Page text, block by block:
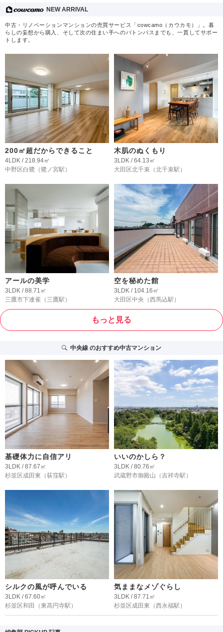
NEW ARRIVAL
中古・リノベーションマンションの売買サービス「cowcamo（カウカモ）」。暮
らしの妄想から購入、そして次の住まい手へのバトンパスまでも、一貫してサポー
トします。
200㎡超だからできること
4LDK / 218.94㎡
中野区白鷺 （鷺ノ宮駅）
木肌のぬくもり
3LDK / 64.13㎡
大田区北千束 （北千束駅）
アールの美学
3LDK / 88.71㎡
三鷹市下連雀 （三鷹駅）
空を秘めた館
3LDK / 104.16㎡
大田区中央 （西馬込駅）
もっと見る
中央線のおすすめ中古マンション
基礎体力に自信アリ
3LDK / 87.67㎡
杉並区成田東 （荻窪駅）
いいのかしら？
3LDK / 80.76㎡
武蔵野市御殿山 （吉祥寺駅）
シルクの風が呼んでいる
3LDK / 67.60㎡
杉並区和田
（東高円寺駅）
気ままなメゾぐらし
3LDK / 87.71㎡
杉並区成田東 （西永福駅）